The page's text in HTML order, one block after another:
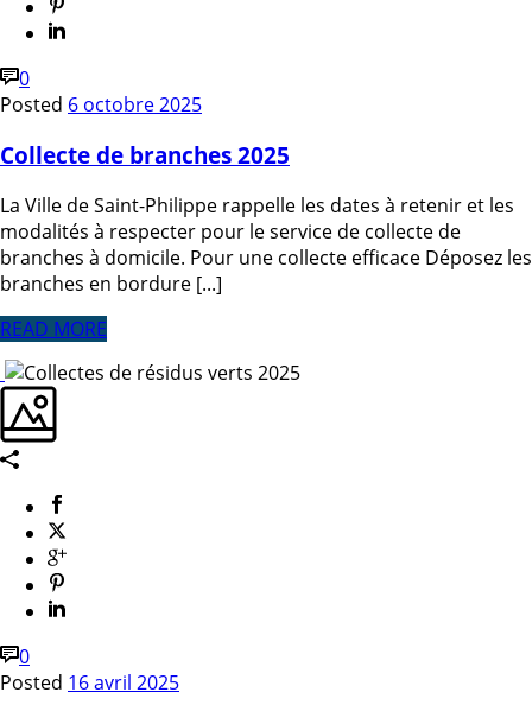
0
Posted 6 octobre 2025
Collecte de branches 2025
La Ville de Saint-Philippe rappelle les dates à retenir et les
modalités à respecter pour le service de collecte de
branches à domicile. Pour une collecte efficace Déposez les
branches en bordure [...]
READ MORE
0
Posted 16 avril 2025